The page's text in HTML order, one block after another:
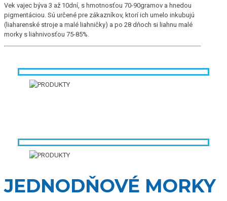
Vek vajec býva 3 až 10dní, s hmotnosťou 70-90gramov a hnedou
pigmentáciou. Sú určené pre zákazníkov, ktorí ich umelo inkubujú
(liaharenské stroje a malé liahničky) a po 28 dňoch si liahnu malé
morky s liahnivosťou 75-85%.
JEDNODŇOVÉ MORKY